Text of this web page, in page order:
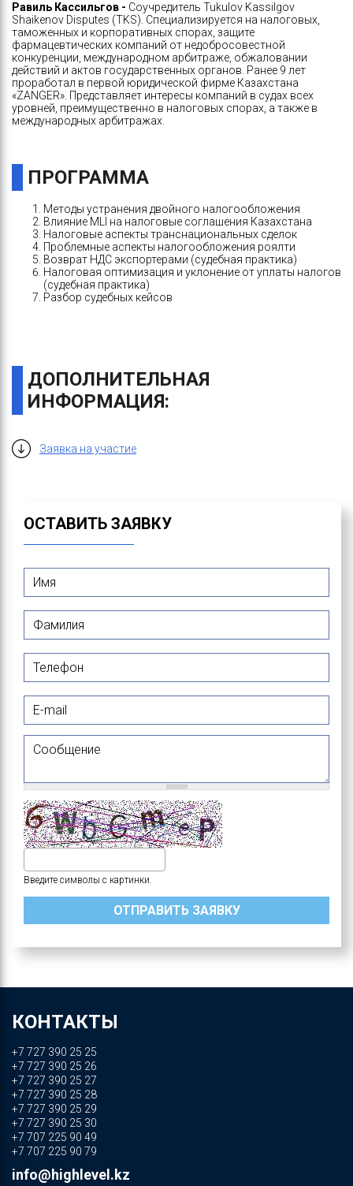
Равиль Кассильгов - Соучредитель Tukulov Kassilgov
Shaikenov Disputes (TKS). Специализируется на налоговых,
таможенных и корпоративных спорах, защите
фармацевтических компаний от недобросовестной
конкуренции, международном арбитраже, обжаловании
действий и актов государственных органов. Ранее 9 лет
проработал в первой юридической фирме Казахстана
«ZANGER». Представляет интересы компаний в судах всех
уровней, преимущественно в налоговых спорах, а также в
международных арбитражах.
ПРОГРАММА
Методы устранения двойного налогообложения
Влияние MLI на налоговые соглашения Казахстана
Налоговые аспекты транснациональных сделок
Проблемные аспекты налогообложения роялти
Возврат НДС экспортерами (судебная практика)
Налоговая оптимизация и уклонение от уплаты налогов
(судебная практика)
Разбор судебных кейсов
ДОПОЛНИТЕЛЬНАЯ
ИНФОРМАЦИЯ:
Заявка на участие
ОСТАВИТЬ ЗАЯВКУ
Телефон
Сообщение
Введите символы с картинки.
КОНТАКТЫ
+7 727 390 25 25
+7 727 390 25 26
+7 727 390 25 27
+7 727 390 25 28
+7 727 390 25 29
+7 727 390 25 30
+7 707 225 90 49
+7 707 225 90 79
info@highlevel.kz